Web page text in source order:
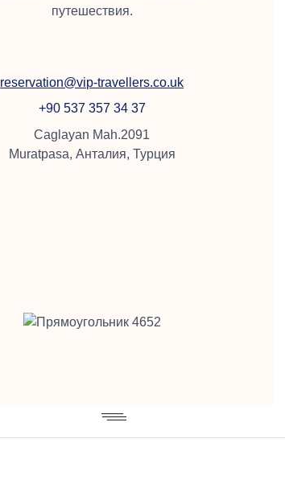
путешествия.
reservation@vip-travellers.co.uk
+90 537 357 34 37
Caglayan Mah.2091
Muratpasa, Анталия, Турция